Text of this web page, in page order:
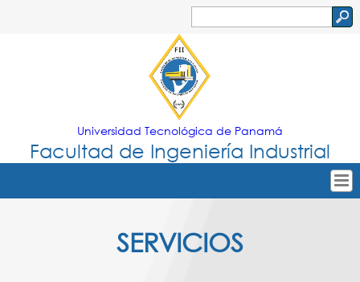
Jump to navigation
de
búsqueda
Universidad Tecnológica de Panamá
Facultad de Ingeniería Industrial
Nuestra Facultad
SERVICIOS